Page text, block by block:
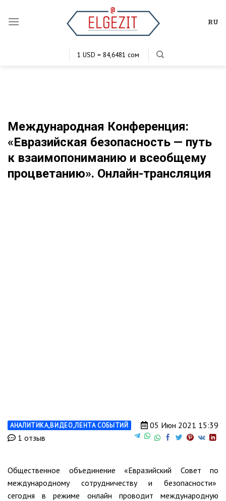
RU
1 USD = 84,6481 сом
Международная Конференция:
«Евразийская безопасность — путь
к взаимопониманию и всеобщему
процветанию». Онлайн-трансляция
АНАЛИТИКА,ВИДЕО,ЛЕНТА СОБЫТИЙ
05 Июн 2021 15:39
1 отзыв
Общественное объединение «Евразийский Совет по
международному сотрудничеству и безопасности»
сегодня в режиме онлайн проводит международную